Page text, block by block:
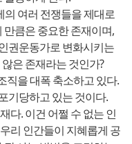
의 여러 전쟁들을 제대로
만큼은 중요한 존재이며,
권운동가로 변화시키는
은 존재라는 것인가?
직을 대폭 축소하고 있다.
기당하고 있는 것이다.
다. 이건 어쩔 수 없는 인
리 인간들이 지혜롭게 공